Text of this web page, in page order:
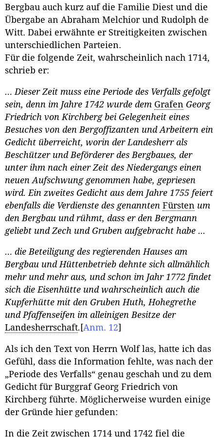
Bergbau auch kurz auf die Familie Diest und die
Übergabe an Abraham Melchior und Rudolph de
Witt. Dabei erwähnte er Streitigkeiten zwischen
unterschiedlichen Parteien.
Für die folgende Zeit, wahrscheinlich nach 1714,
schrieb er:
… Dieser Zeit muss eine Periode des Verfalls gefolgt
sein, denn im Jahre 1742 wurde dem Grafen Georg
Friedrich von Kirchberg bei Gelegenheit eines
Besuches von den Bergoffizanten und Arbeitern ein
Gedicht überreicht, worin der Landesherr als
Beschützer und Beförderer des Bergbaues, der
unter ihm nach einer Zeit des Niedergangs einen
neuen Aufschwung genommen habe, gepriesen
wird. Ein zweites Gedicht aus dem Jahre 1755 feiert
ebenfalls die Verdienste des genannten Fürsten um
den Bergbau und rühmt, dass er den Bergmann
geliebt und Zech und Gruben aufgebracht habe ...
… die Beteiligung des regierenden Hauses am
Bergbau und Hüttenbetrieb dehnte sich allmählich
mehr und mehr aus, und schon im Jahr 1772 findet
sich die Eisenhütte und wahrscheinlich auch die
Kupferhütte mit den Gruben Huth, Hohegrethe
und Pfaffenseifen im alleinigen Besitze der
Landesherrschaft. [Anm. 12]
Als ich den Text von Herrn Wolf las, hatte ich das
Gefühl, dass die Information fehlte, was nach der
„Periode des Verfalls“ genau geschah und zu dem
Gedicht für Burggraf Georg Friedrich von
Kirchberg führte. Möglicherweise wurden einige
der Gründe hier gefunden:
In die Zeit zwischen 1714 und 1742 fiel die